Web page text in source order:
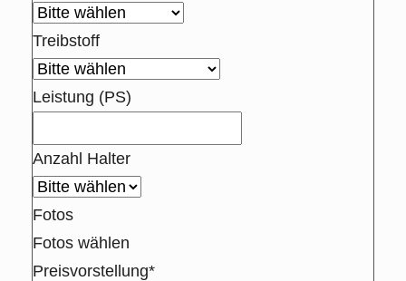
Treibstoff
Leistung (PS)
Anzahl Halter
Fotos
Fotos wählen
Preisvorstellung*